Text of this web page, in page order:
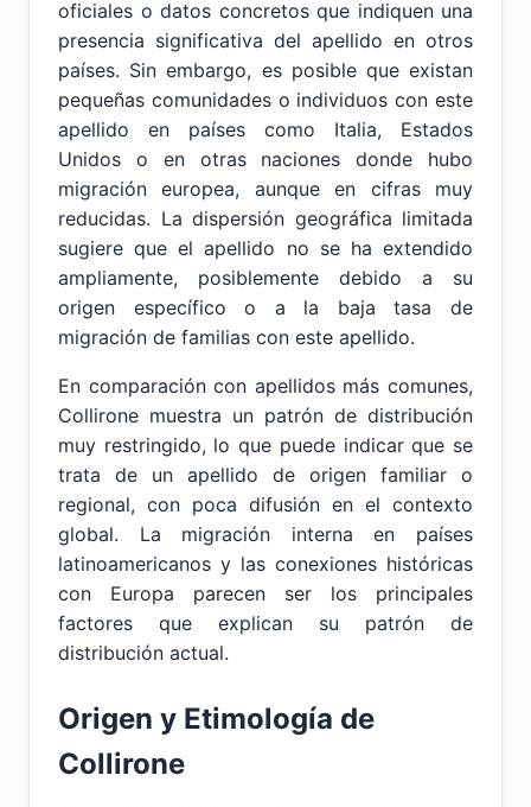
oficiales o datos concretos que indiquen una
presencia significativa del apellido en otros
países. Sin embargo, es posible que existan
pequeñas comunidades o individuos con este
apellido en países como Italia, Estados
Unidos o en otras naciones donde hubo
migración europea, aunque en cifras muy
reducidas. La dispersión geográfica limitada
sugiere que el apellido no se ha extendido
ampliamente, posiblemente debido a su
origen específico o a la baja tasa de
migración de familias con este apellido.
En comparación con apellidos más comunes,
Collirone muestra un patrón de distribución
muy restringido, lo que puede indicar que se
trata de un apellido de origen familiar o
regional, con poca difusión en el contexto
global. La migración interna en países
latinoamericanos y las conexiones históricas
con Europa parecen ser los principales
factores que explican su patrón de
distribución actual.
Origen y Etimología de
Collirone